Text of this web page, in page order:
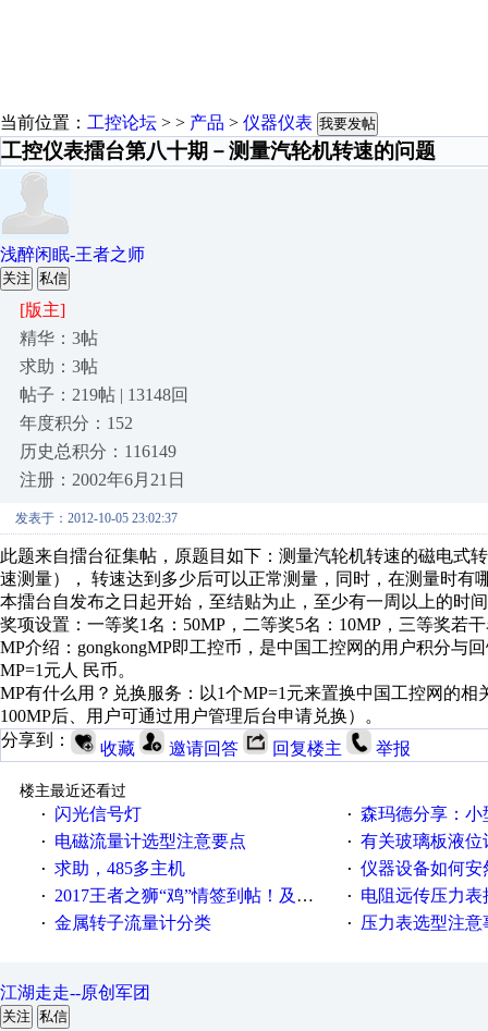
当前位置： 工控论坛 > > 产品 > 仪器仪表 我要发帖
工控仪表擂台第八十期－测量汽轮机转速的问题
浅醉闲眠-王者之师
关注 私信
[版主]
精华：3帖
求助：3帖
帖子：219帖 | 13148回
年度积分：152
历史总积分：116149
注册：2002年6月21日
发表于：2012-10-05 23:02:37
此题来自擂台征集帖，原题目如下： 测量汽轮机转速的磁电式
速测量），
转速达到多少后可以正常测量，同时，在测量时有
本擂台自发布之日起开始，至结贴为止，至少有一周以上的时
奖项设置：一等奖1名：50MP，二等奖5名：10MP，三等奖若
MP介绍：gongkongMP即工控币，是中国工控网的用户积分与
MP=1元人 民币。
MP有什么用？兑换服务：以1个MP=1元来置换中国工控网的
100MP后、用户可通过用户管理后台申请兑换）。
分享到：
收藏 邀请回答 回复楼主 举报
楼主最近还看过
·
闪光信号灯 · 森玛德分享：小型数
· 电磁流量计选型注意要点 · 有关玻璃板液位
· 求助，485多主机 · 仪器设备如何
· 2017王者之狮“鸡”情签到帖！及时更新在线研讨会预告 · 电阻远传压力表
· 金属转子流量计分类 · 压力表选型注意
江湖走走--原创军团
关注 私信